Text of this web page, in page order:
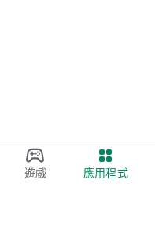
遊戲 應用程式